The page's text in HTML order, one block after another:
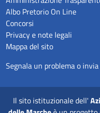
Albo Pretorio On Line
Concorsi
Privacy e note legali
Mappa del sito
Segnala un problema o
Il sito istituzionale dell'